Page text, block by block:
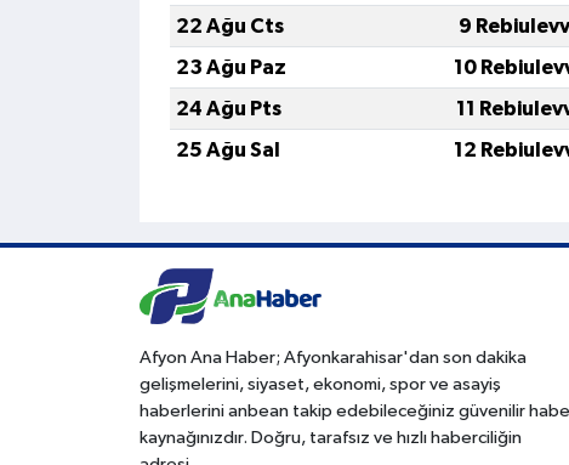
22 Ağu Cts
9
23 Ağu Paz
10
24 Ağu Pts
11
25 Ağu Sal
12
Afyon Ana Haber; Afyonkarahisar'dan son dakika
gelişmelerini, siyaset, ekonomi, spor ve asayiş
haberlerini anbean takip edebileceğiniz güvenilir
kaynağınızdır. Doğru, tarafsız ve hızlı haberciliğin